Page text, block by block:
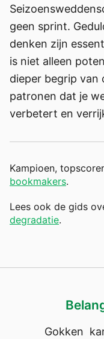
geen sprint.
denken zijn
is niet alleen
dieper begrip van
patronen dat je
verbetert en
Kampioen,
bookmakers.
Lees ook de gids
degradatie.
Gokken